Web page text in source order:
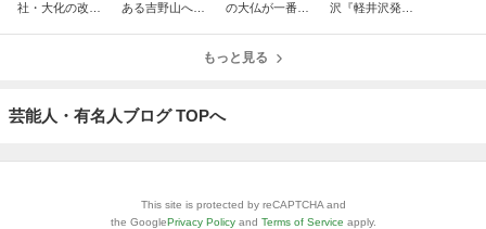
社・大化の改新
ある吉野山へ行
の大仏が一番！
3
沢『軽井沢発！
もっと見る
芸能人・有名人ブログ TOPへ
This site is protected by reCAPTCHA and
the GooglePrivacy Policy and Terms of Service apply.